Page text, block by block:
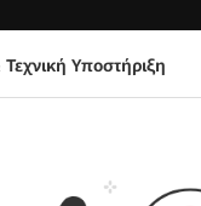
Υποστήριξη